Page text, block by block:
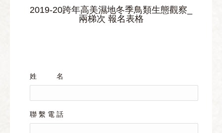
2019-20跨年高美濕地冬季鳥類生態觀察_
兩梯次 報名表格
姓 名
聯 繫 電 話